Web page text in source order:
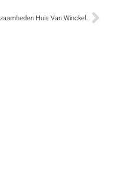
Werkzaamheden Huis Van Winckel slechts beperkte invloed op programmering